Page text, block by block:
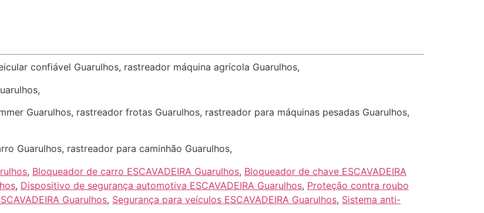
confiável Guarulhos, rastreador máquina agrícola Guarulhos,
Guarulhos, rastreador frotas Guarulhos, rastreador para máquinas pesadas Guarulhos,
Guarulhos, rastreador para caminhão Guarulhos,
, Bloqueador de carro ESCAVADEIRA Guarulhos, Bloqueador de chave ESCAVADEIRA
, Dispositivo de segurança automotiva ESCAVADEIRA Guarulhos, Proteção contra roubo
Guarulhos, Segurança para veículos ESCAVADEIRA Guarulhos, Sistema anti-